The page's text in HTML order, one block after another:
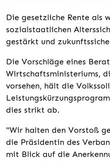
Die gesetzliche Rente als
sozialstaatlichen
gestärkt und
Die Vorschläge eines
Wirtschaftsministeriums,
vorsehen, hält die
dies strikt ab.
"Wir halten den Vorstoß
die Präsidentin des
mit Blick auf die